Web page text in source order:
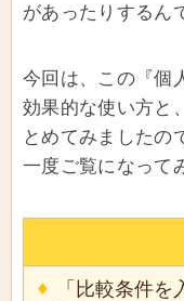
があったりするん
今回は、この『個
効果的な使い方と
とめてみましたの
一度ご覧になって
「比較条件